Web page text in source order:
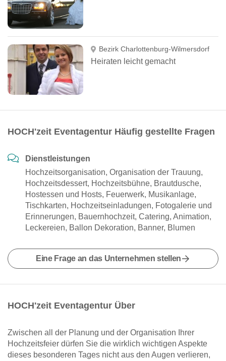
Bezirk Charlottenburg-Wilmersdorf
Heiraten leicht gemacht
HOCH'zeit Eventagentur Häufig gestellte Fragen
Dienstleistungen
Hochzeitsorganisation, Organisation der Trauung,
Hochzeitsdessert, Hochzeitsbühne, Brautdusche,
Hostessen und Hosts, Feuerwerk, Musikanlage,
Tischkarten, Hochzeitseinladungen, Fotogalerie und
Erinnerungen, Bauernhochzeit, Catering, Animation,
Leckereien, Ballon Dekoration, Banner, Blumen
Eine Frage an das Unternehmen stellen
HOCH'zeit Eventagentur Über
Zwischen all der Planung und der Organisation Ihrer
Hochzeitsfeier dürfen Sie die wirklich wichtigen Aspekte
dieses besonderen Tages nicht aus den Augen verlieren,